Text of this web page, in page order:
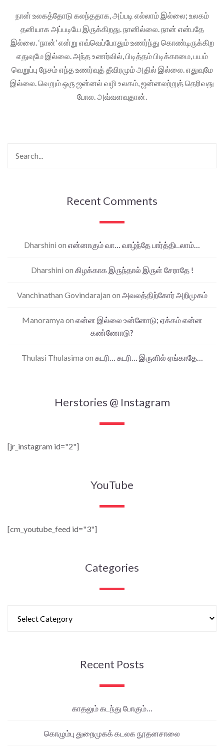
நான் உலகத்தோடு கலந்ததாக, அப்படி எல்லாம் இல்லை; உலகம்
தனியாக அப்படியே இருக்கிறது. நானில்லை. நான் என்பதே
இல்லை. ‘நான்’ என்று எவ்வெப்போதும் உணர்ந்து கொண்டிருக்கிற
எதுவுமே இல்லை. அந்த உணர்வில், பிடித்தம் பிடிக்காமை, பயம்
வெறுப்பு நேசம் எந்த உணர்வுத் தீவிரமும் அதில் இல்லை. எதுவுமே
இல்லை. வெறும் ஒரு ஜன்னல் வழி உலகம், ஜன்னலற்றுத் தெரிவது
போல. அவ்வளவுதான்.
Recent Comments
Dharshini on என்னாகும் வா… வாழ்ந்தே பார்த்திடலாம்…
Dharshini on கிழக்காக இருந்தால் இருள் சேராதே !
Vanchinathan Govindarajan on அவலத்திற்கோர் அறிமுகம்
Manoramya on என்ன இல்லை உன்னோடு; ஏக்கம் என்ன
கண்ணோடு?
Thulasi Thulasima on சுடரி… சுடரி… இருளில் ஏங்காதே…
Herstories @ Instagram
[jr_instagram id="2"]
YouTube
[cm_youtube_feed id="3"]
Categories
Recent Posts
காதலும் கடந்து போகும்…
கொழும்பு துறைமுகக் கடலக நூதனசாலை